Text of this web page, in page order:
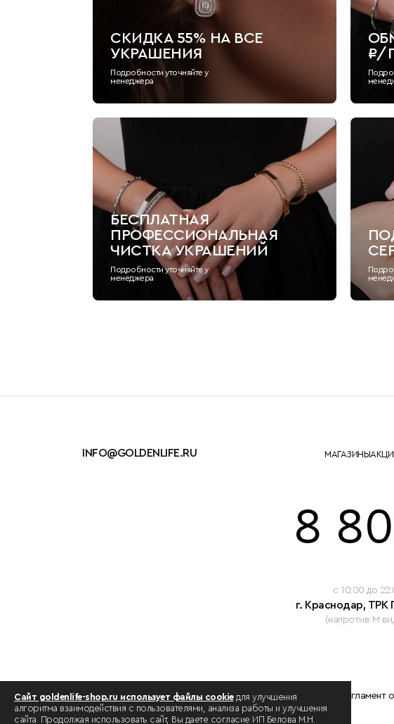
СКИДКА 55% НА ВСЕ
УКРАШЕНИЯ
Подробности уточняйте у
менеджера
₽/
БЕСПЛАТНАЯ
ПРОФЕССИОНАЛЬНАЯ
ЧИСТКА УКРАШЕНИЙ
Подробности уточняйте у
менеджера
INFO@GOLDENLIFE.RU МАГАЗИНЫ
8
c 10:00 до
г. Краснодар, ТРК
(напротив М
Сайт goldenlife-shop.ru использует файлы cookieдля улучшения
алгоритма взаимодействия с пользователями, анализа работы и улучшения
сайта. Продолжая использовать сайт, Вы даете согласие ИП Белова М.Н.